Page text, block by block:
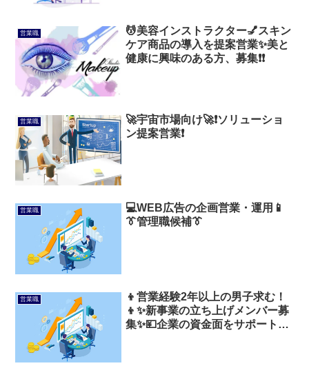
営業職
💆美容インストラクター💅スキン
ケア商品の導入を提案営業✨美と
健康に興味のある方、募集❗❗
営業職
🚀宇宙市場向け🚀❗ソリューショ
ン提案営業❗
営業職
💻WEB広告の企画営業・運用📱
👔管理職候補👔
営業職
👦営業経験2年以上の男子求む！
👦✨新事業の立ち上げメンバー募
集✨💴企業の資金面をサポートす